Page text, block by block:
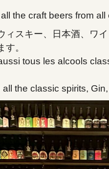
the craft beers from
ィスキー、日本酒、ワ
。
tous les alcools
all the classic spirits,